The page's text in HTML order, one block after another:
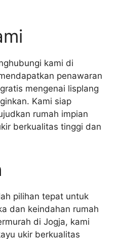
kami di
penawaran
mengenai lisplang
Kami siap
rumah impian
berkualitas tinggi dan
pilihan tepat untuk
dan keindahan rumah
di Jogja, kami
ukir berkualitas